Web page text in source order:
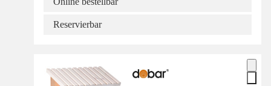
Reservierbar